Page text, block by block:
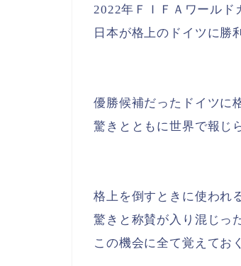
2022年ＦＩＦＡワールド
日本が格上のドイツに勝
優勝候補だったドイツに
驚きとともに世界で報じ
格上を倒すときに使われ
驚きと称賛が入り混じっ
この機会に全て覚えてお